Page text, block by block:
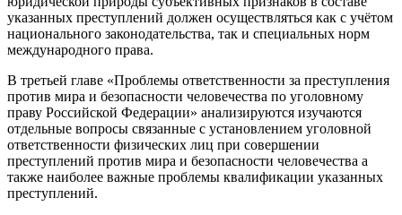
указанных преступлений должен осуществляться как с учётом
национального законодательства, так и специальных норм
международного права.
В третьей главе «Проблемы ответственности за преступления
против мира и безопасности человечества по уголовному
праву Российской Федерации» анализируются изучаются
отдельные вопросы связанные с установлением уголовной
ответственности физических лиц при совершении
преступлений против мира и безопасности человечества а
также наиболее важные проблемы квалификации указанных
преступлений.